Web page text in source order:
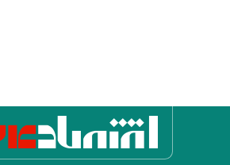
اخیر؛ هشدار وزارت بهداشت درباره تجرد و